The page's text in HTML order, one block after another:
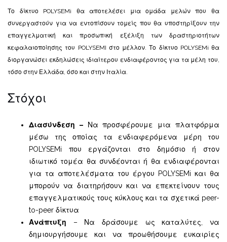
Το δίκτυο POLYSEMi θα αποτελέσει μια ομάδα μελών που θα
συνεργαστούν για να εντοπίσουν τομείς που θα υποστηρίξουν την
επαγγελματική και προσωπική εξέλιξη των δραστηριοτήτων
κεφαλαιοποίησης του POLYSEMI στο μέλλον. Το δίκτυο POLYSEMi θα
διοργανώσει εκδηλώσεις ιδιαίτερου ενδιαφέροντος για τα μέλη του,
τόσο στην Ελλάδα, όσο και στην Ιταλία.
Στόχοι
Διασύνδεση –
Να προσφέρουμε μια πλατφόρμα
μέσω της οποίας τα ενδιαφερόμενα μέρη του
POLYSEMi που εργάζονται στο δημόσιο ή στον
ιδιωτικό τομέα θα συνδέονται ή θα ενδιαφέρονται
για τα αποτελέσματα του έργου POLYSEMi και θα
μπορούν να διατηρήσουν και να επεκτείνουν τους
επαγγελματικούς τους κύκλους και τα σχετικά peer-
to-peer δίκτυα
Ανάπτυξη – Να δράσουμε ως καταλύτες, να
δημιουργήσουμε και να προωθήσουμε ευκαιρίες